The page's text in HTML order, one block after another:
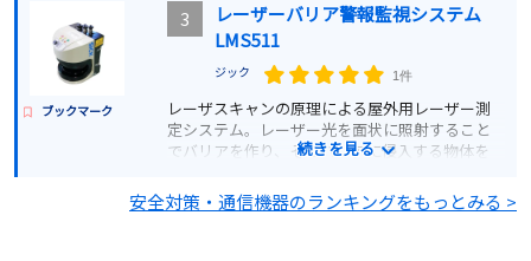
価格お問い合わせ
ブックマーク
3
レーザーバリア警報監視システム
LMS511
ジック 1件
レーザスキャンの原理による屋外用レーザー測
定システム。レーザー光を面状に照射すること
でバリアを作り、そのバリアに侵入する物体を
ムです。クレーン作業時の接触、衝突防止や上空
エリア監視などに最適です。
続きを見る
安全対策・通信機器のランキングをもっとみる >